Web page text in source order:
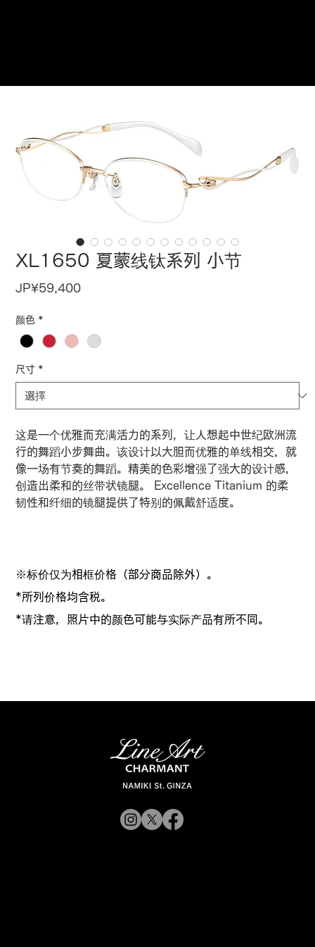
XL1650 夏蒙线钛系列 小节
JP¥59,400價
颜色 *
尺寸 *
这是一个优雅而充满活力的系列，让人想起中世纪欧洲流
行的舞蹈小步舞曲。该设计以大胆而优雅的单线相交，就
像一场有节奏的舞蹈。精美的色彩增强了强大的设计感，
创造出柔和的丝带状镜腿。 Excellence Titanium 的柔
韧性和纤细的镜腿提供了特别的佩戴舒适度。
※标价仅为相框价格（部分商品除外）。
*所列价格均含税。
*请注意，照片中的颜色可能与实际产品有所不同。